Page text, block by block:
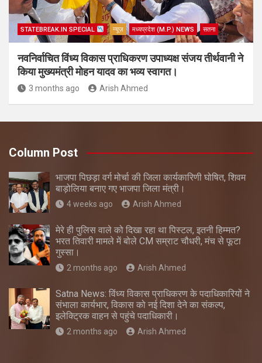
STATEBREAK.IN SPECIAL न्यूज़ मध्यप्रदेश (M.P.) NEWS सतना
नवनिर्वाचित विंध्य विकास प्राधिकरण उपाध्यक्ष संजय तीर्थवानी ने
किया मुख्यमंत्री मोहन यादव का भव्य स्वागत।
3 months ago Arish Ahmed
Column Post
भाजपा पिछड़ा वर्ग मोर्चा की जिला कार्यकारिणी घोषित, शिवम
बाड़ोलिया बनाए गए भाजपा जिला मंत्री।
4 weeks ago Arish Ahmed
मेरे ही पुलिस वाले को दिखा रहा था पिस्टल, इतनी हिम्मत?
भरत तिवारी मामले में बोले CM सम्राट चौधरी, मंच से फूटा
गुस्सा।
2 months ago Arish Ahmed
Satna News: विंध्य विकास प्राधिकरण के पदाधिकारियों ने
संभाला कार्यभार, विकास को नई दिशा देने का संकल्प,
इलेक्ट्रिक वाहन से पहुंचे पदाधिकारी।
2 months ago Arish Ahmed